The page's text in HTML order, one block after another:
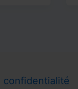
confidentialité